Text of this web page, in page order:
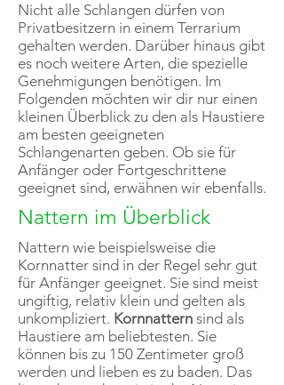
Nicht alle Schlangen dürfen von
Privatbesitzern in einem Terrarium
gehalten werden. Darüber hinaus gibt
es noch weitere Arten, die spezielle
Genehmigungen benötigen. Im
Folgenden möchten wir dir nur einen
kleinen Überblick zu den als Haustiere
am besten geeigneten
Schlangenarten geben. Ob sie für
Anfänger oder Fortgeschrittene
geeignet sind, erwähnen wir ebenfalls.
Nattern im Überblick
Nattern wie beispielsweise die
Kornnatter sind in der Regel sehr gut
für Anfänger geeignet. Sie sind meist
ungiftig, relativ klein und gelten als
unkompliziert. Kornnattern sind als
Haustiere am beliebtesten. Sie
können bis zu 150 Zentimeter groß
werden und lieben es zu baden. Das